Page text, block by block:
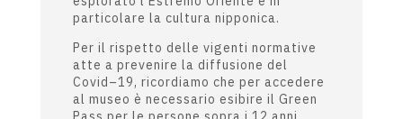
particolare la cultura nipponica.
Per il rispetto delle vigenti normative
atte a prevenire la diffusione del
Covid–19, ricordiamo che per accedere
al museo è necessario esibire il Green